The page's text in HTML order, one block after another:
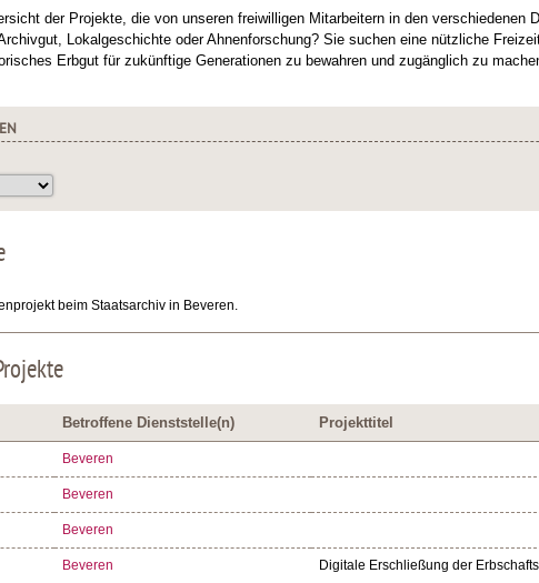
der Projekte, die von unseren freiwilligen Mitarbeitern in den verschiedenen
Lokalgeschichte oder Ahnenforschung? Sie suchen eine nützliche
Erbgut für zukünftige Generationen zu bewahren und zugänglich zu
beim Staatsarchiv in Beveren.
Betroffene Dienststelle(n) Projekttitel
Beveren
Beveren
Beveren
Beveren Digitale Erschließung der